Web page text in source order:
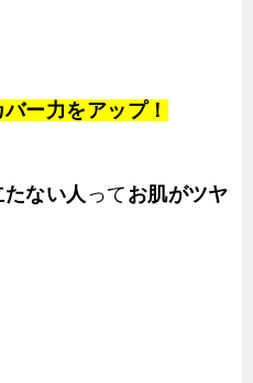
ー力をアップ！
ない人 って お肌がツヤ